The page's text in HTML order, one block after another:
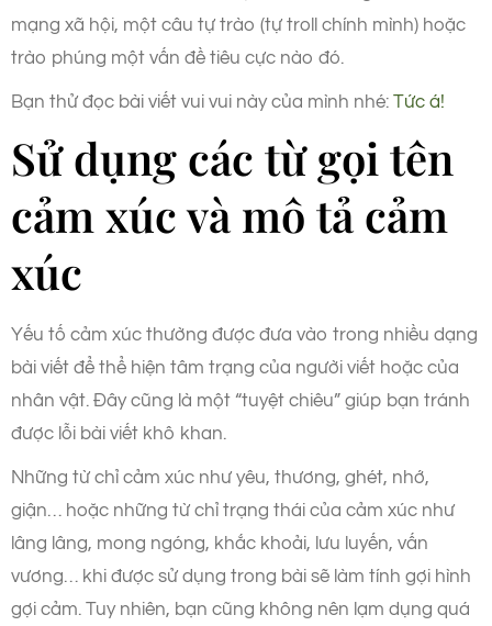
mạng xã hội, một câu tự trào (tự troll chính mình) hoặc
trào phúng một vấn đề tiêu cực nào đó.
Bạn thử đọc bài viết vui vui này của mình nhé: Tức á!
Sử dụng các từ gọi tên
cảm xúc và mô tả cảm
xúc
Yếu tố cảm xúc thường được đưa vào trong nhiều dạng
bài viết để thể hiện tâm trạng của người viết hoặc của
nhân vật. Đây cũng là một “tuyệt chiêu” giúp bạn tránh
được lỗi bài viết khô khan.
Những từ chỉ cảm xúc như yêu, thương, ghét, nhớ,
giận… hoặc những từ chỉ trạng thái của cảm xúc như
lâng lâng, mong ngóng, khắc khoải, lưu luyến, vấn
vương… khi được sử dụng trong bài sẽ làm tính gợi hình
gợi cảm. Tuy nhiên, bạn cũng không nên lạm dụng quá